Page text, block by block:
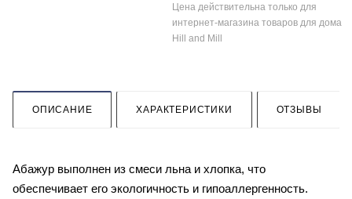
Цена действительна только для
интернет-магазина товаров для дома
Hill and Mill
ОПИСАНИЕ ХАРАКТЕРИСТИКИ ОТЗЫВЫ
Абажур выполнен из смеси льна и хлопка, что
обеспечивает его экологичность и гипоаллергенность.